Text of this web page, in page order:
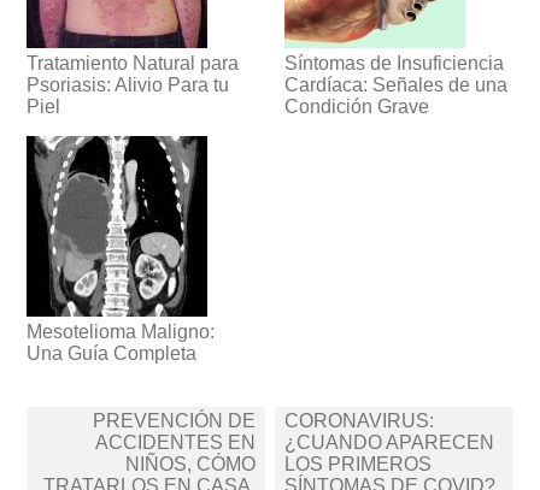
Tratamiento Natural para
Psoriasis: Alivio Para tu
Piel
Síntomas de Insuficiencia
Cardíaca: Señales de una
Condición Grave
Mesotelioma Maligno:
Una Guía Completa
Navegación
entradas
PREVENCIÓN DE
ACCIDENTES EN
NIÑOS, CÓMO
CORONAVIRUS:
¿CUANDO APARECEN
LOS PRIMEROS